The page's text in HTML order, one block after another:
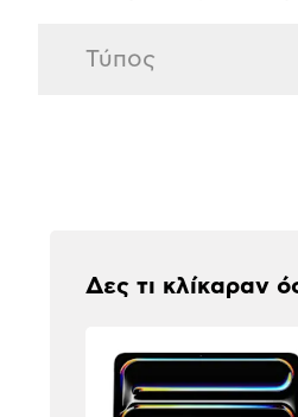
Τύπος
Δες τι κλίκαραν